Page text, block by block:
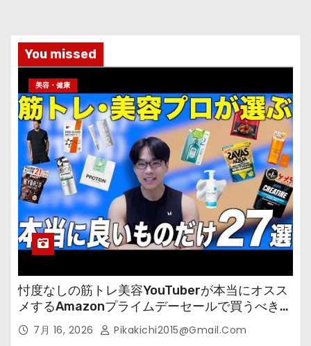
You missed
美容・健康
忖度なしの筋トレ美容YouTuberが本当にオスス
メするAmazonプライムデーセールで買うべきも
の 7月 16, 2026 Pikakichi2015@gmail.com